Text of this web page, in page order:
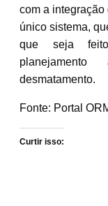
com a
único sistema,
que seja feito
desmatamento.
Fonte: Portal
Curtir isso: